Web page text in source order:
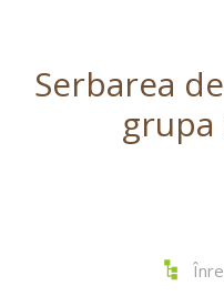
Serbarea
grupa